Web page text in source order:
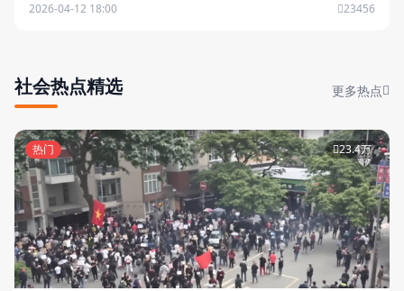
2026-04-12 18:00
23456
社会热点精选 更多热点
热门 23.4万